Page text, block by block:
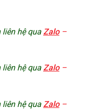
hệ qua Zalo–
hệ qua Zalo –
hệ qua Zalo –